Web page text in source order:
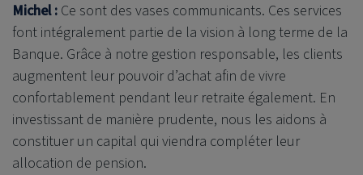
Michel : Ce sont des vases communicants. Ces services
font intégralement partie de la vision à long terme de la
Banque. Grâce à notre gestion responsable, les clients
augmentent leur pouvoir d’achat afin de vivre
confortablement pendant leur retraite également. En
investissant de manière prudente, nous les aidons à
constituer un capital qui viendra compléter leur
allocation de pension.